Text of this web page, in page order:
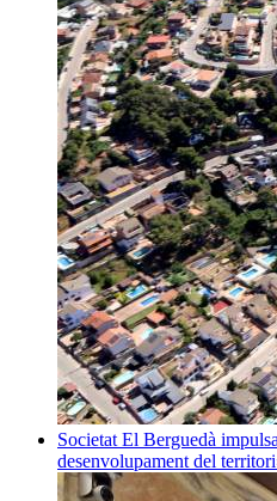
Societat El Berguedà
desenvolupament del